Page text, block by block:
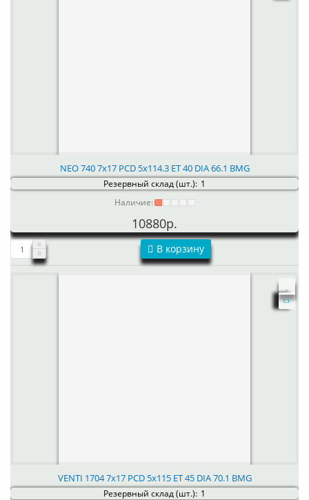
NEO 740 7x17 PCD 5x114.3 ET 40 DIA 66.1 BMG
Резервный склад (шт.): 1
Наличие:
10880р.
В корзину
VENTI 1704 7x17 PCD 5x115 ET 45 DIA 70.1 BMG
Резервный склад (шт.): 1